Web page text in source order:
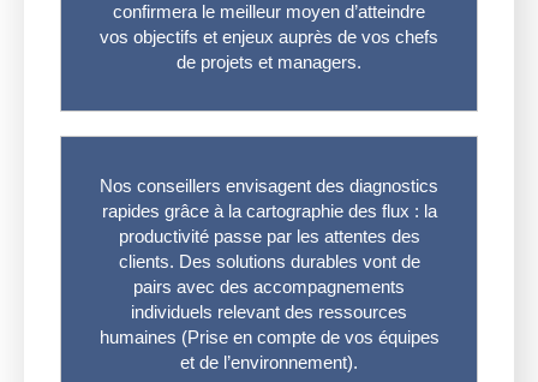
confirmera le meilleur moyen d’atteindre
vos objectifs et enjeux auprès de vos chefs
de projets et managers.
Nos conseillers envisagent des diagnostics
rapides grâce à la cartographie des flux : la
productivité passe par les attentes des
clients. Des solutions durables vont de
pairs avec des accompagnements
individuels relevant des ressources
humaines (Prise en compte de vos équipes
et de l’environnement).